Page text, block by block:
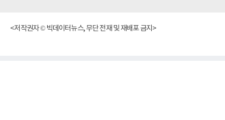
<저작권자 © 빅데이터뉴스, 무단 전재 및 재배포 금지>